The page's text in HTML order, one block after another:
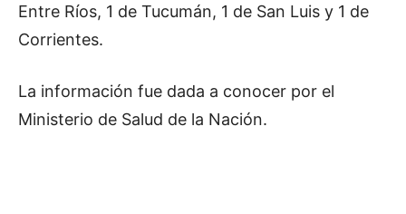
Entre Ríos, 1 de Tucumán, 1 de San Luis y 1 de
Corrientes.
La información fue dada a conocer por el
Ministerio de Salud de la Nación.